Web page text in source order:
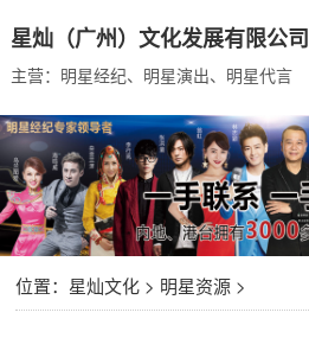
星灿（广州）文化发展有限公司
主营：明星经纪、明星演出、明星代言
位置： 星灿文化> 明星资源>